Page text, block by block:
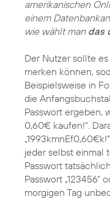
amerikanischen
einem
wie wählt man das
Der Nutzer sollte
merken können,
Beispielsweise in
die
Passwort ergeben,
0,60€ kaufen!“.
jeder selbst einmal
Passwort
Passwort „123456“
morgigen Tag